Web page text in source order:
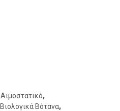
Αιμοστατικό,
Βιολογικά Βότανα,